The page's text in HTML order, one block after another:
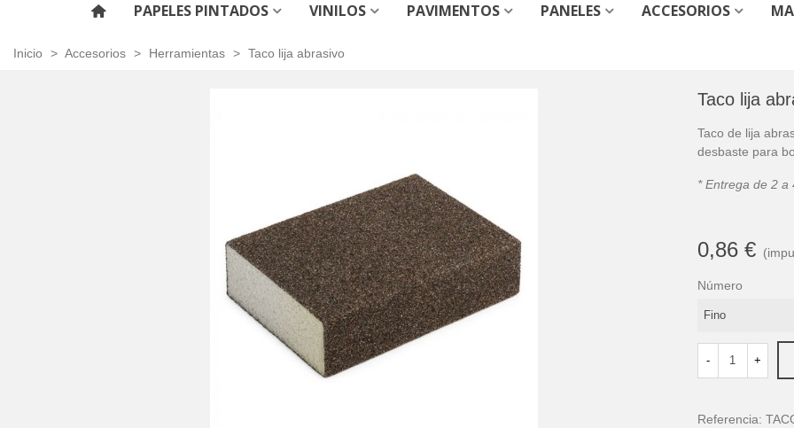
PAPELES PINTADOS VINILOS PAVIMENTOS PANELES ACCESORIOS
Inicio > Accesorios > Herramientas > Taco lija abrasivo
Taco lija
Taco de lija
desbaste para
* Entrega de 2 a
0,86 €
Número
- +
Referencia: